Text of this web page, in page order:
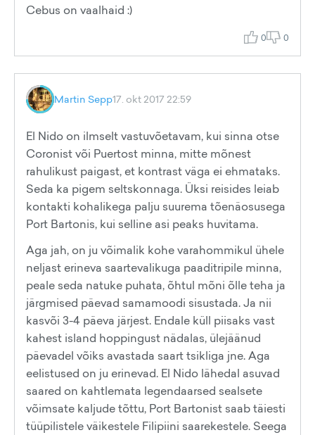
Cebus on vaalhaid :)
0 0
Martin Sepp17. okt 2017 22:59
El Nido on ilmselt vastuvõetavam, kui sinna otse
Coronist või Puertost minna, mitte mõnest
rahulikust paigast, et kontrast väga ei ehmataks.
Seda ka pigem seltskonnaga. Üksi reisides leiab
kontakti kohalikega palju suurema tõenäosusega
Port Bartonis, kui selline asi peaks huvitama.
Aga jah, on ju võimalik kohe varahommikul ühele
neljast erineva saartevalikuga paaditripile minna,
peale seda natuke puhata, õhtul mõni õlle teha ja
järgmised päevad samamoodi sisustada. Ja nii
kasvõi 3-4 päeva järjest. Endale küll piisaks vast
kahest island hoppingust nädalas, ülejäänud
päevadel võiks avastada saart tsikliga jne. Aga
eelistused on ju erinevad. El Nido lähedal asuvad
saared on kahtlemata legendaarsed sealsete
võimsate kaljude tõttu, Port Bartonist saab täiesti
tüüpilistele väikestele Filipiini saarekestele. Seega